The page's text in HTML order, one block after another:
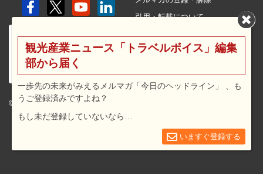
© 2026 travel voice.
引用・転載について
利用規約
広告メニュー・料金
観光産業ニュース「トラベルボイス」編集
部から届く
一歩先の未来がみえるメルマガ「今日のヘッドライン」 、も
うご登録済みですよね？
もし未だ登録していないなら…
いますぐ登録する